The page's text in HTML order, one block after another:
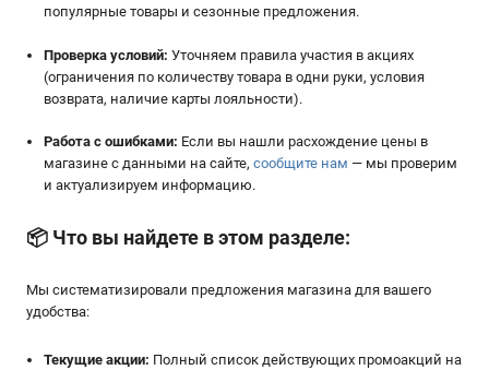
популярные товары и сезонные предложения.
Проверка условий: Уточняем правила участия в акциях
(ограничения по количеству товара в одни руки, условия
возврата, наличие карты лояльности).
Работа с ошибками: Если вы нашли расхождение цены в
магазине с данными на сайте,сообщите нам — мы проверим
и актуализируем информацию.
📦 Что вы найдете в этом разделе:
Мы систематизировали предложения магазина для вашего
удобства:
Текущие акции: Полный список действующих промоакций на